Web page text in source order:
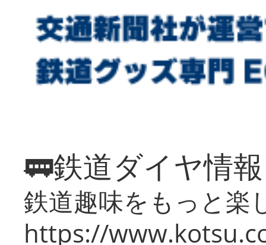
🚃鉄道ダイヤ情
鉄道趣味をもっと楽
https://